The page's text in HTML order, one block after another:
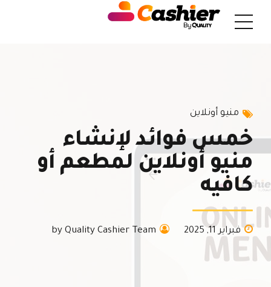
منيو أونلاين
خمس فوائد لإنشاء
منيو أونلاين لمطعم أو
كافيه
فبراير 11, 2025 by Quality Cashier Team